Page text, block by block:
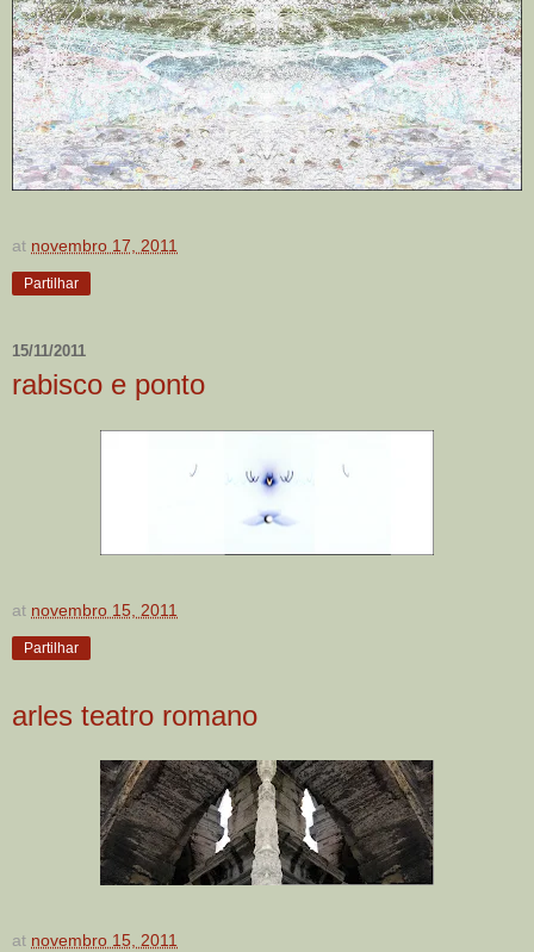
at novembro 17, 2011
Partilhar
15/11/2011
rabisco e ponto
at novembro 15, 2011
Partilhar
arles teatro romano
at novembro 15, 2011